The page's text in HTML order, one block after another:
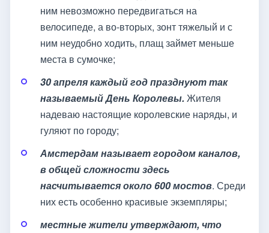
ним невозможно передвигаться на
велосипеде, а во-вторых, зонт тяжелый и с
ним неудобно ходить, плащ займет меньше
места в сумочке;
30 апреля каждый год празднуют так
называемый День Королевы. Жителя
надеваю настоящие королевские наряды, и
гуляют по городу;
Амстердам называет городом каналов,
в общей сложности здесь
насчитывается около 600 мостов. Среди
них есть особенно красивые экземпляры;
местные жители утверждают, что